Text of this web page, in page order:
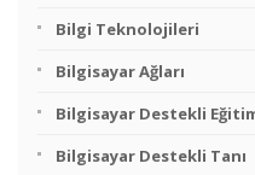
Bilgi Teknolojileri
Bilgisayar Ağları
Bilgisayar Destekli
Bilgisayar Destekli Tanı